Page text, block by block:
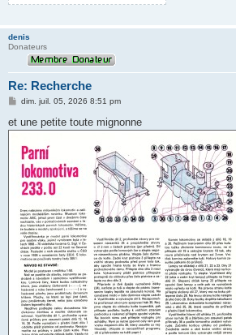
denis
Donateurs
Re: Recherche
M
s
s
g
e
dim. juil. 05, 2026 8:51 pm
et une petite toute mignonne